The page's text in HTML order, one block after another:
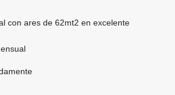
con ares de 62mt2 en excelente